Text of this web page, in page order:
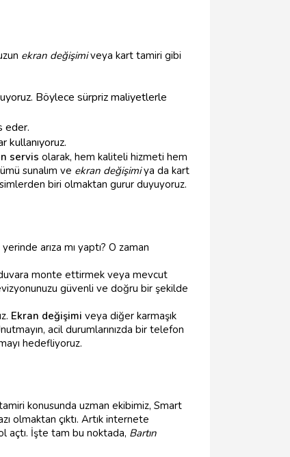
ekran değişimiveya kart tamiri gibi
Böylece sürpriz maliyetlerle
eder.
kullanıyoruz.
servis olarak, hem kaliteli hizmeti hem
sunalım ve ekran değişimiya da kart
biri olmaktan gurur duyuyoruz.
arıza mı yaptı? O zaman
monte ettirmek veya mevcut
güvenli ve doğru bir şekilde
Ekran değişimi veya diğer karmaşık
acil durumlarınızda bir telefon
hedefliyoruz.
konusunda uzman ekibimiz, Smart
olmaktan çıktı. Artık internete
açtı. İşte tam bu noktada, Bartın